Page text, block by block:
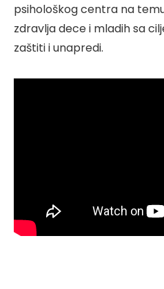
psihološkog centra na
zdravlja dece i mladih sa
zaštiti i unapredi.